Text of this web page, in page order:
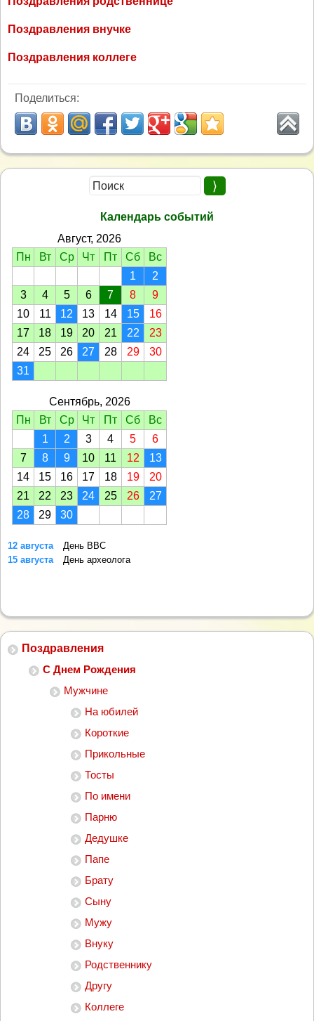
Поздравления
С Днем Рождения
Мужчине
На юбилей
Короткие
Прикольные
Тосты
По имени
Парню
Дедушке
Папе
Брату
Сыну
Мужу
Внуку
Родственнику
Другу
Коллеге
Поздравления внучке
Поздравления коллеге
Поделиться:
Календарь событий
Август, 2026
Пн
Вт Ср Чт Пт Сб
Вс
1
2
3
4 5 6 7 8
9
10
11 12 13 14 15
16
17
18 19 20 21 22
23
24
25 26 27 28 29
30
31
Сентябрь, 2026
Пн
Вт Ср Чт Пт Сб
Вс
1
2 3 4 5
6
7
8 9 10 11 12
13
14
15 16 17 18 19
20
21
22 23 24 25 26
27
28
29 30
12 августа
День ВВС
15 августа
День археолога